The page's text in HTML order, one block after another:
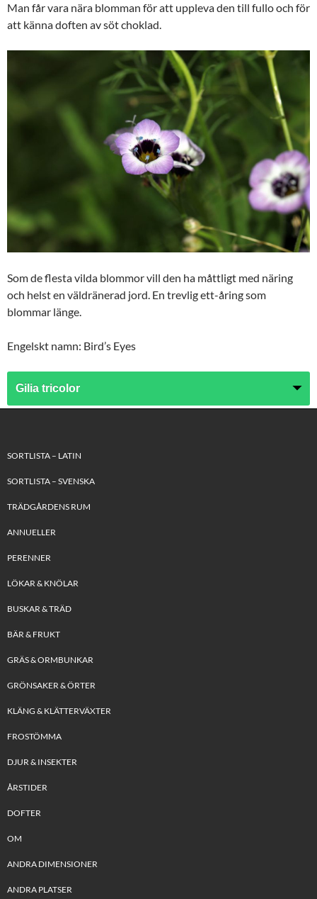
Man får vara nära blomman för att uppleva den till fullo och för
att känna doften av söt choklad.
Som de flesta vilda blommor vill den ha måttligt med näring
och helst en väldränerad jord. En trevlig ett-åring som
blommar länge.
Engelskt namn: Bird’s Eyes
SORTLISTA – LATIN
SORTLISTA – SVENSKA
TRÄDGÅRDENS RUM
ANNUELLER
PERENNER
LÖKAR & KNÖLAR
BUSKAR & TRÄD
BÄR & FRUKT
GRÄS & ORMBUNKAR
GRÖNSAKER & ÖRTER
KLÄNG & KLÄTTERVÄXTER
FROSTÖMMA
DJUR & INSEKTER
ÅRSTIDER
DOFTER
OM
ANDRA DIMENSIONER
ANDRA PLATSER